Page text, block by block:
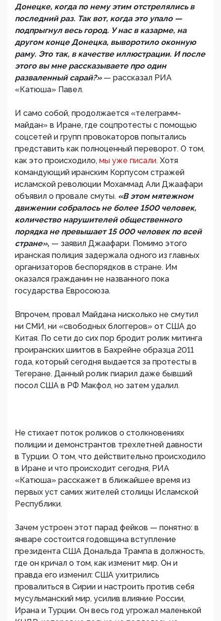
Донецке, когда по нему этим отстрелялись в
последний раз. Так вот, когда это упало —
подпрыгнул весь город. У нас в казарме, на
другом конце Донецка, выворотило оконную
раму. Это так, в качестве иллюстрации. И после
этого вы мне рассказываете про один
разваленный сарай?» — рассказал РИА
«Катюша» Павел.
И само собой, продолжается «телеграмм-
майдан» в Иране, где соцпротесты с помощью
соцсетей и групп провокаторов попытались
представить как полноценный переворот. О том,
как это происходило, мы уже писали. Хотя
командующий иранским Корпусом стражей
исламской революции Мохаммад Али Джаафари
объявил о провале смуты. «В этом мятежном
движении собралось не более 1500 человек,
количество нарушителей общественного
порядка не превышает 15 000 человек по всей
стране», — заявил Джаафари. Помимо этого
иранская полиция задержала одного из главных
организаторов беспорядков в стране. Им
оказался гражданин не названного пока
государства Евросоюза.
Впрочем, провал Майдана нисколько не смутил
ни СМИ, ни «свободных блоггеров» от США до
Китая. По сети до сих пор бродит ролик митинга
проиранских шиитов в Бахрейне образца 2011
года, который сегодня выдается за протесты в
Тегеране. Данный ролик пиарил даже бывший
посол США в РФ Макфол, но затем удалил.
Не стихает поток роликов о столкновениях
полиции и демонстрантов трехлетней давности
в Турции. О том, что действительно происходило
в Иране и что происходит сегодня, РИА
«Катюша» расскажет в ближайшее время из
первых уст самих жителей столицы Исламской
Республики.
Зачем устроен этот парад фейков — понятно: в
январе состоится годовщина вступление
президента США Дональда Трампа в должность,
где он кричал о том, как изменит мир. Он и
правда его изменил: США ухитрились
провалиться в Сирии и настроить против себя
мусульманский мир, усилив влияние России,
Ирана и Турции. Он весь год угрожал маленькой